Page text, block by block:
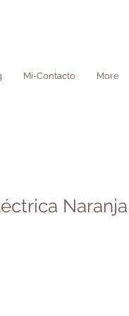
Mi-Contacto More